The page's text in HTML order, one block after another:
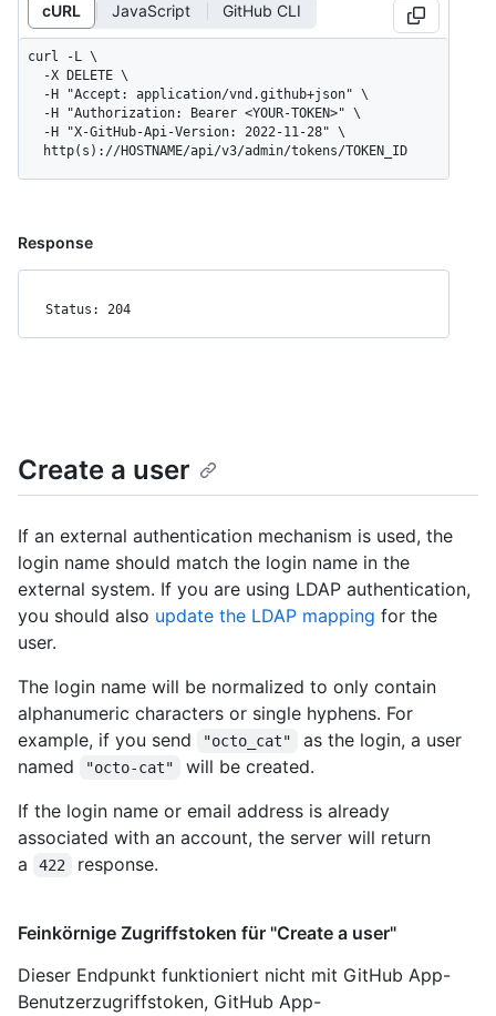
cURL JavaScript GitHub CLI
curl -L \
  http(s)://HOSTNAME/api/v3/admin/tokens/TOKEN_ID
Response
Status: 204
Create a user
If an external authentication mechanism is used, the
login name should match the login name in the
external system. If you are using LDAP authentication,
you should also update the LDAP mapping for the
user.
The login name will be normalized to only contain
alphanumeric characters or single hyphens. For
example, if you send
"octo_cat"
as the login, a user
named
"octo-cat"
will be created.
If the login name or email address is already
associated with an account, the server will return
a
422 response.
Feinkörnige Zugriffstoken für "Create a user"
Dieser Endpunkt funktioniert nicht mit GitHub App-
Benutzerzugriffstoken, GitHub App-